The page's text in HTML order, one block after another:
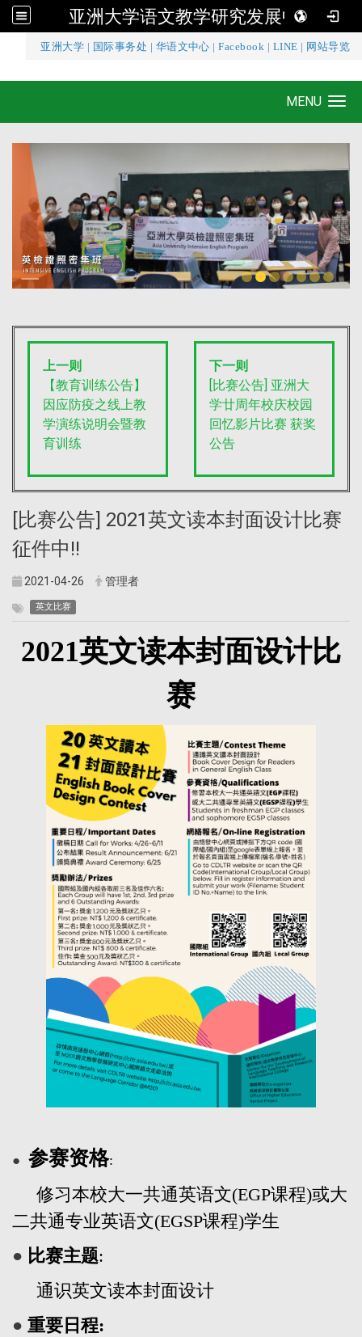
亚洲大学语文教学研究发展中心
亚洲大学 国际事务处 华语文中心 |Facebook LINE 网站导览
亚洲大学语文教学研究发展中心
MENU
上一则
【教育训练公告】
因应防疫之线上教
学演练说明会暨教
育训练
下一则
[比赛公告] 亚洲大
学廿周年校庆校园
回忆影片比赛 获奖
公告
[比赛公告] 2021英文读本封面设计比赛
征件中!!
2021-04-26 管理者
英文比赛
2021英文读本封面设计比
赛
● 参赛资格:
修习本校大一共通英语文(EGP课程)或大
二共通专业英语文(EGSP课程)学生
● 比赛主题:
通识英文读本封面设计
● 重要日程: